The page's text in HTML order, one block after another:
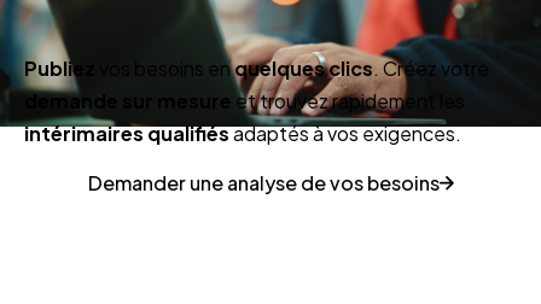
Publiez vos besoins enquelques clics. Créez votre
demande sur mesure et trouvez rapidement les
intérimaires qualifiésadaptés à vos exigences.
Demander une analyse de vos besoins